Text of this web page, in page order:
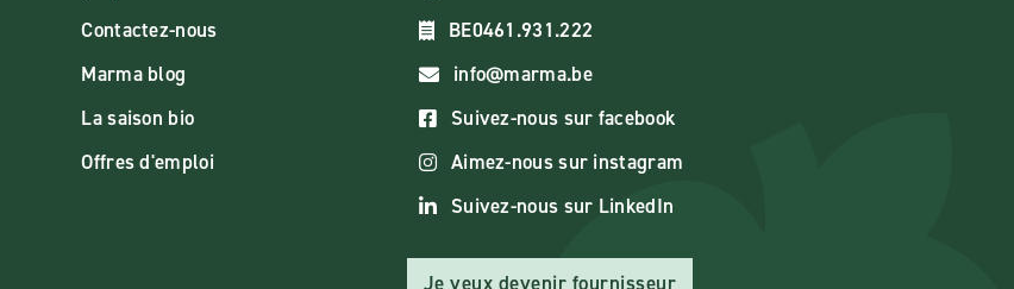
Contactez-nous
Marma blog
La saison bio
Offres d'emploi
BE0461.931.222
info@marma.be
Suivez-nous sur facebook
Aimez-nous sur instagram
Suivez-nous sur LinkedIn
Je veux devenir fournisseur